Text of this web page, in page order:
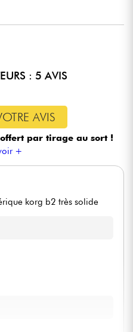
: 5 AVIS
AVIS
par tirage au sort !
+
korg b2 très solide